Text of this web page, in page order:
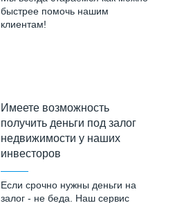
быстрее помочь нашим
клиентам!
Имеете возможность
получить деньги под залог
недвижимости у наших
инвесторов
Если срочно нужны деньги на
залог - не беда. Наш сервис